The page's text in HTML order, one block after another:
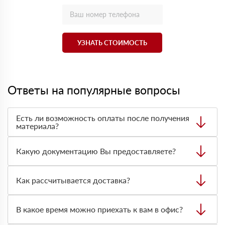
УЗНАТЬ СТОИМОСТЬ
Ответы на популярные вопросы
Есть ли возможность оплаты после получения
материала?
оплата по факту получения товара. При этом, если
доставленный товар был ненадлежащего качества, то
Вы вправе от него отказаться.
Какую документацию Вы предоставляете?
сертификаты и паспорта качества, а также товарно-
транспортную накладную.
Как рассчитывается доставка?
персональный менеджер для уточнения деталей заказа.
Далее он передает заявку нашему логисту для оценки
В какое время можно приехать к вам в офис?